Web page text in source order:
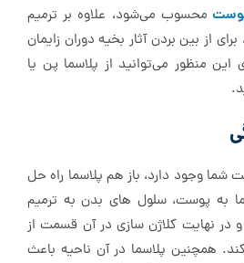
محسوب می‌شود، علاوه بر ترمیم
از بین بردن آثار بخیه دوران زایمان
این منظور می‌توانید از پلاسما پن یا
شما وجود دارد، باز هم پلاسما راه حل
به پوست، سلول های بدن به ترمیم
نهایت کلاژن سازی در آن قسمت از
همچنین پلاسما در آن ناحیه باعث